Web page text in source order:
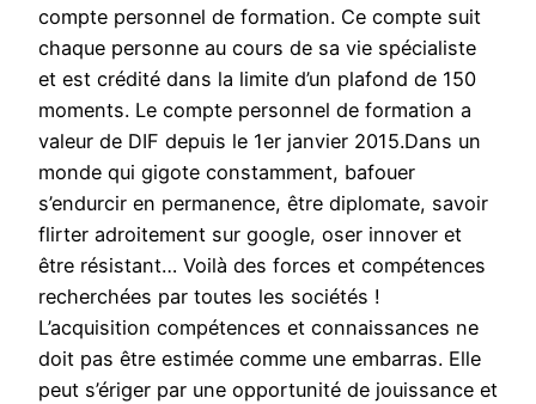
compte personnel de formation. Ce compte suit
chaque personne au cours de sa vie spécialiste
et est crédité dans la limite d’un plafond de 150
moments. Le compte personnel de formation a
valeur de DIF depuis le 1er janvier 2015.Dans un
monde qui gigote constamment, bafouer
s’endurcir en permanence, être diplomate, savoir
flirter adroitement sur google, oser innover et
être résistant… Voilà des forces et compétences
recherchées par toutes les sociétés !
L’acquisition compétences et connaissances ne
doit pas être estimée comme une embarras. Elle
peut s’ériger par une opportunité de jouissance et